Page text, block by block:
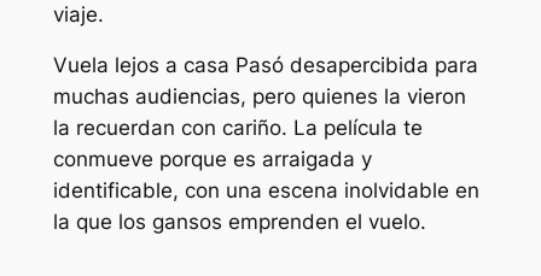
viaje.
Vuela lejos a casa Pasó desapercibida para
muchas audiencias, pero quienes la vieron
la recuerdan con cariño. La película te
conmueve porque es arraigada y
identificable, con una escena inolvidable en
la que los gansos emprenden el vuelo.